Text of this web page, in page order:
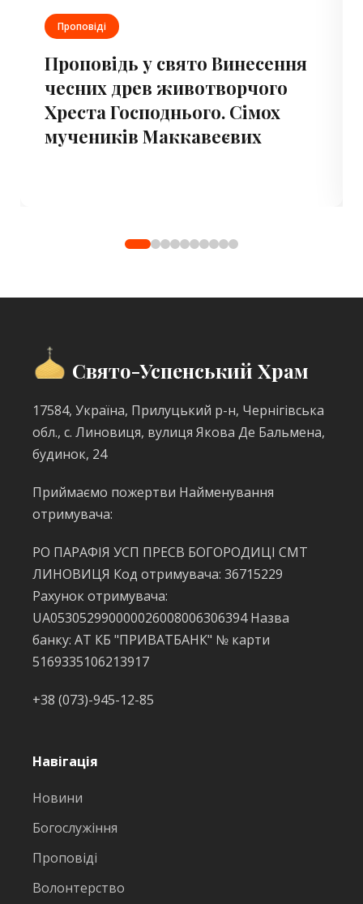
Проповіді
Проповідь у свято Винесення
чесних древ животворчого
Хреста Господнього. Сімох
мучеників Маккавеєвих
Свято-Успенський Храм
17584, Україна, Прилуцький р-н, Чернігівська
обл., с. Линовиця, вулиця Якова Де Бальмена,
будинок, 24
Приймаємо пожертви Найменування
отримувача:
РО ПАРАФІЯ УСП ПРЕСВ БОГОРОДИЦІ СМТ
ЛИНОВИЦЯ Код отримувача: 36715229
Рахунок отримувача:
UA053052990000026008006306394 Назва
банку: АТ КБ "ПРИВАТБАНК" № карти
5169335106213917
+38 (073)-945-12-85
Навігація
Новини
Богослужіння
Проповіді
Волонтерство